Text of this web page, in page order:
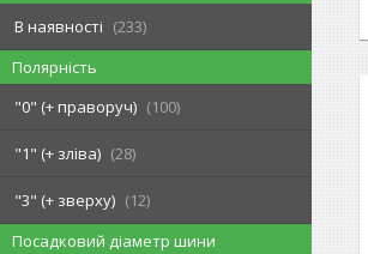
В наявності
233
Полярність
"0" (+ праворуч)
100
"1" (+ зліва) 28
"3" (+ зверху)
12
Посадковий діаметр шини